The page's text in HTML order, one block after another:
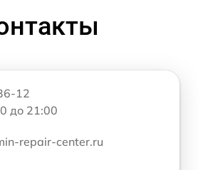
12
до 21:00
repair-center.ru